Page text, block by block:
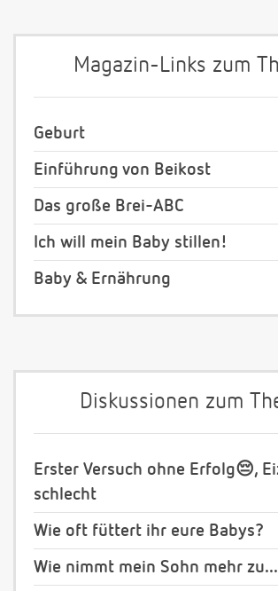
Magazin-Links zum
Geburt
Einführung von Beikost
Das große Brei-ABC
Ich will mein Baby stillen!
Baby & Ernährung
Diskussionen zum
Erster Versuch ohne Erfolg😔,
schlecht
Wie oft füttert ihr eure Babys?
Wie nimmt mein Sohn mehr zu...